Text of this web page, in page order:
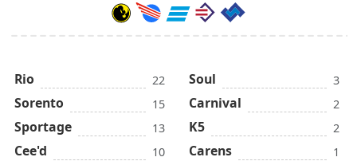
Rio 22
Sorento 15
Sportage 13
Cee'd 10
Soul 3
Carnival 2
K5 2
Carens 1